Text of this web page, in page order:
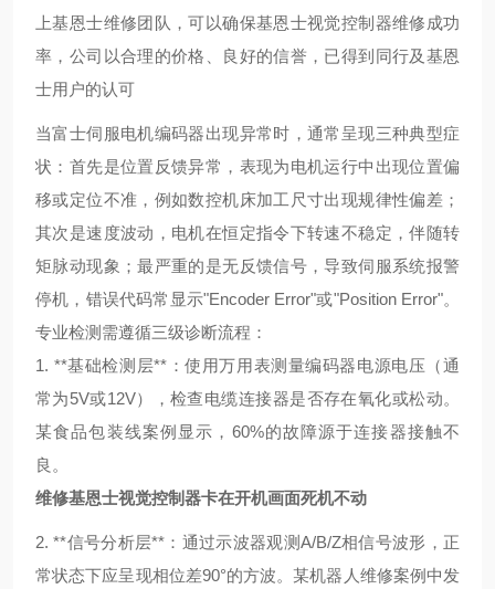
上基恩士维修团队，可以确保基恩士视觉控制器维修成功
率，公司以合理的价格、良好的信誉，已得到同行及基恩
士用户的认可
当富士伺服电机编码器出现异常时，通常呈现三种典型症
状：首先是位置反馈异常，表现为电机运行中出现位置偏
移或定位不准，例如数控机床加工尺寸出现规律性偏差；
其次是速度波动，电机在恒定指令下转速不稳定，伴随转
矩脉动现象；最严重的是无反馈信号，导致伺服系统报警
停机，错误代码常显示"Encoder Error"或"Position Error"。
专业检测需遵循三级诊断流程：
1. **基础检测层**：使用万用表测量编码器电源电压（通
常为5V或12V），检查电缆连接器是否存在氧化或松动。
某食品包装线案例显示，60%的故障源于连接器接触不
良。
维修基恩士视觉控制器卡在开机画面死机不动
2. **信号分析层**：通过示波器观测A/B/Z相信号波形，正
常状态下应呈现相位差90°的方波。某机器人维修案例中发